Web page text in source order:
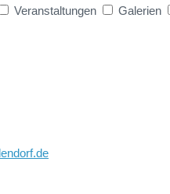
Veranstaltungen Galerien